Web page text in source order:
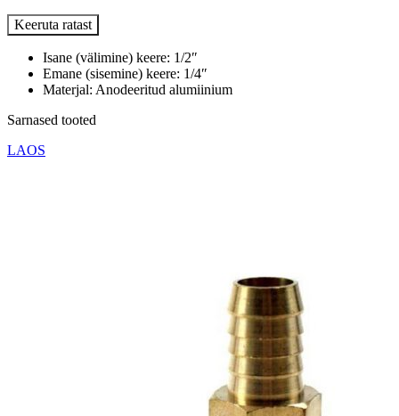
Keeruta ratast
Isane (välimine) keere: 1/2″
Emane (sisemine) keere: 1/4″
Materjal: Anodeeritud alumiinium
Sarnased tooted
LAOS